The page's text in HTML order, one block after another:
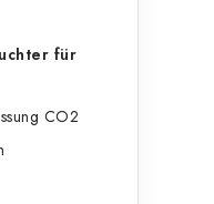
für
CO2